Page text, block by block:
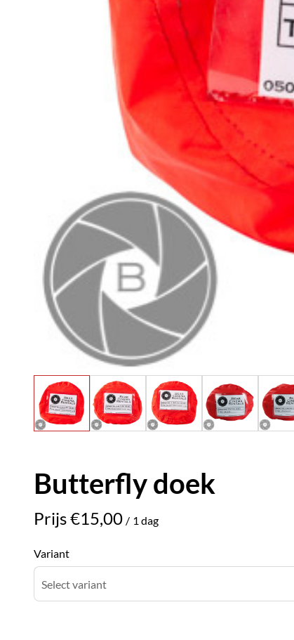
Butterfly doek
/
Variant